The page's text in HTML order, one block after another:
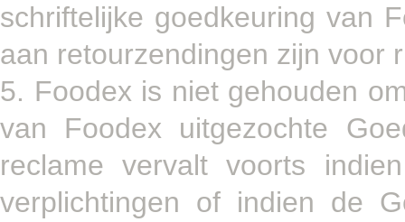
schriftelijke goedkeuring van
aan retourzendingen zijn voor
5. Foodex is niet gehouden
van Foodex uitgezochte
reclame vervalt voorts
verplichtingen of indien de